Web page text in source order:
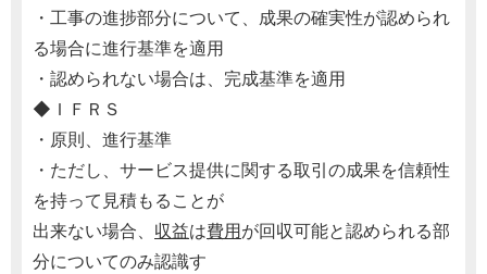
・工事の進捗部分について、成果の確実性が認められ
る場合に進行基準を適用
・認められない場合は、完成基準を適用
◆ＩＦＲＳ
・原則、進行基準
・ただし、サービス提供に関する取引の成果を信頼性
を持って見積もることが
出来ない場合、 収益は費用が回収可能と認められる部
分についてのみ認識す